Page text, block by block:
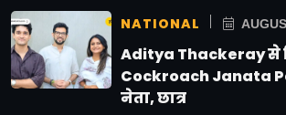
NATIONAL
Aditya Thackeray से
Cockroach Janata
नेता, छात्र